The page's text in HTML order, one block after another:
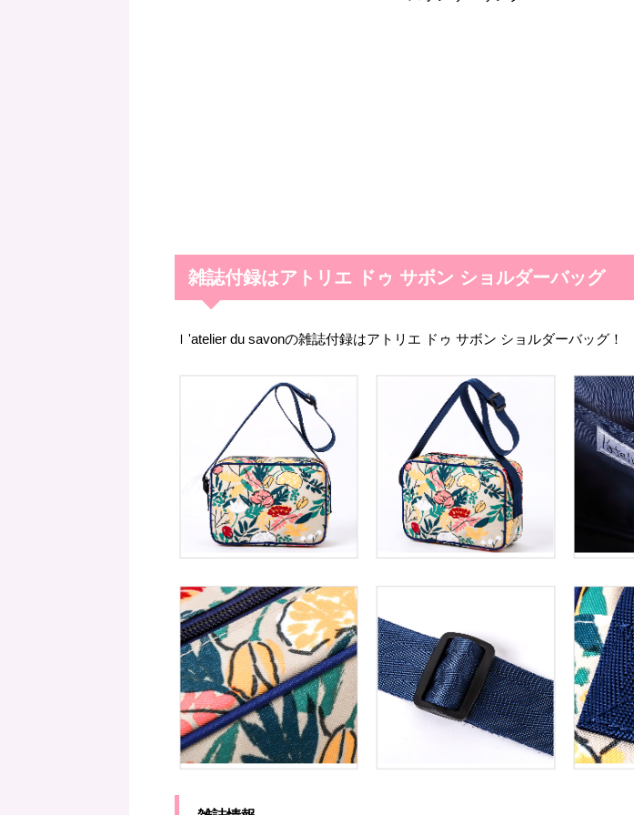
雑誌付録はアトリエ ドゥ サボン ショルダーバッグ
ｌ'atelier du savonの雑誌付録はアトリエ ドゥ サボン ショルダーバッグ！